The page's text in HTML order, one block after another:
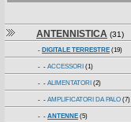
ANTENNISTICA (31)
- DIGITALE TERRESTRE (19)
- - ACCESSORI (1)
- - ALIMENTATORI (2)
- - AMPLIFICATORI DA PALO (7)
- - ANTENNE (5)